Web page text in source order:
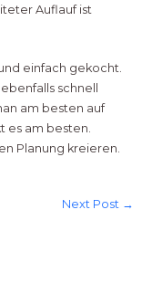
Auflauf ist
einfach gekocht.
schnell
am besten auf
es am besten.
Planung kreieren.
Next Post →